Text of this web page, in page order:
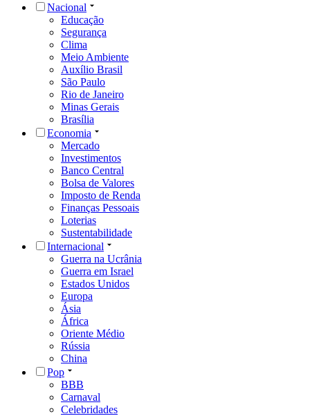
Nacional
Educação
Segurança
Clima
Meio Ambiente
Auxílio Brasil
São Paulo
Rio de Janeiro
Minas Gerais
Brasília
Economia
Mercado
Investimentos
Banco Central
Bolsa de Valores
Imposto de Renda
Finanças Pessoais
Loterias
Sustentabilidade
Internacional
Guerra na Ucrânia
Guerra em Israel
Estados Unidos
Europa
Ásia
África
Oriente Médio
Rússia
China
Pop
BBB
Carnaval
Celebridades